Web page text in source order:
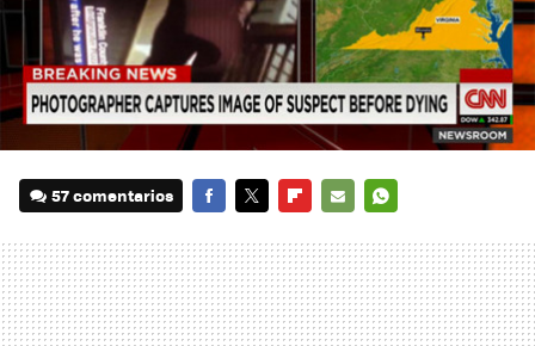
57 comentarios
MAIL